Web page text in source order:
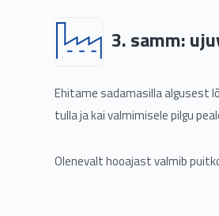
3. samm:
Ehitame sadamasilla algusest
tulla ja kai valmimisele pilgu
Olenevalt hooajast valmib